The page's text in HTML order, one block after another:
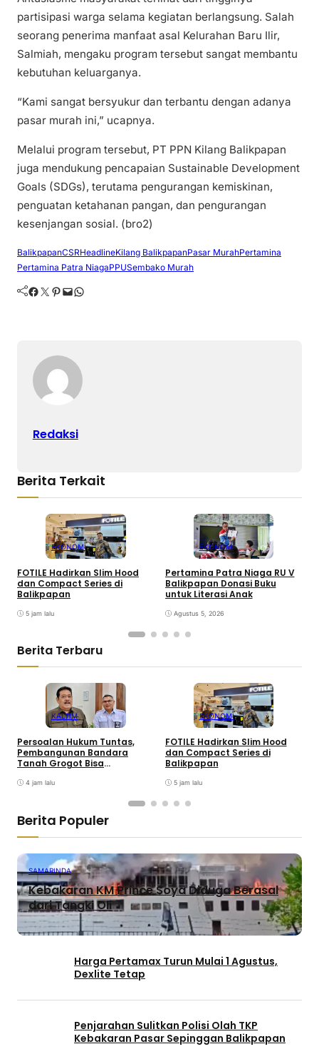
partisipasi warga selama kegiatan berlangsung. Salah
seorang penerima manfaat asal Kelurahan Baru Ilir,
Salmiah, mengaku program tersebut sangat membantu
kebutuhan keluarganya.
“Kami sangat bersyukur dan terbantu dengan adanya
pasar murah ini,” ucapnya.
Melalui program tersebut, PT PPN Kilang Balikpapan
juga mendukung pencapaian Sustainable Development
Goals (SDGs), terutama pengurangan kemiskinan,
penguatan ketahanan pangan, dan pengurangan
kesenjangan sosial. (bro2)
BalikpapanCSRHeadlineKilang BalikpapanPasar MurahPertamina
Pertamina Patra NiagaPPUSembako Murah
Facebook Twitter Pinterest Mail WhatsApp
Redaksi
Berita Terkait
EKONOMI
FOTILE Hadirkan Slim Hood
dan Compact Series di
Balikpapan
5 jam lalu
EKONOMI
Pertamina Patra Niaga RU V
Balikpapan Donasi Buku
untuk Literasi Anak
Agustus 5, 2026
Berita Terbaru
KALTIM
Persoalan Hukum Tuntas,
Pembangunan Bandara
Tanah Grogot Bisa
4 jam lalu
EKONOMI
FOTILE Hadirkan Slim Hood
dan Compact Series di
Balikpapan
5 jam lalu
Berita Populer
SAMARINDA
Kebakaran KM Prince Soya Diduga Berasal
dari Tangki Oli
Harga Pertamax Turun Mulai 1 Agustus,
Dexlite Tetap
Penjarahan Sulitkan Polisi Olah TKP
Kebakaran Pasar Sepinggan Balikpapan